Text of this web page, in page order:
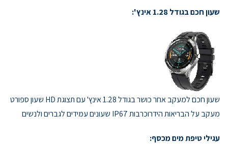
שעון חכם בגודל 1.28 אינץ':
שעון חכם למעקב אחר כושר בגודל 1.28 אינץ' עם תצוגת HD שעון ספורט
מעקב על הבריאות הידרוכרבות IP67 שעונים עמידים לגברים ולנשים
עגילי טיפת מים מכסף: